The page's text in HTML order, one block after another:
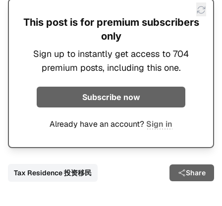
This post is for premium subscribers
only
Sign up to instantly get access to 704
premium posts, including this one.
Subscribe now
Already have an account? Sign in
Tax Residence 投资移民 Share